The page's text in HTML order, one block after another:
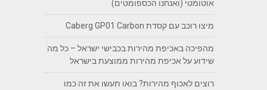
אוטומטי (ואנחנו הכספומטים)
מיצו רוכב עם קסדת Caberg GP01 Carbon
מהפיכה באכיפת מהירות בכבישי ישראל – כל מה
שידוע על אכיפת מהירות ממוצעת בישראל
רוצים לאכוף מהירות? בואו תעשו את זה כמו